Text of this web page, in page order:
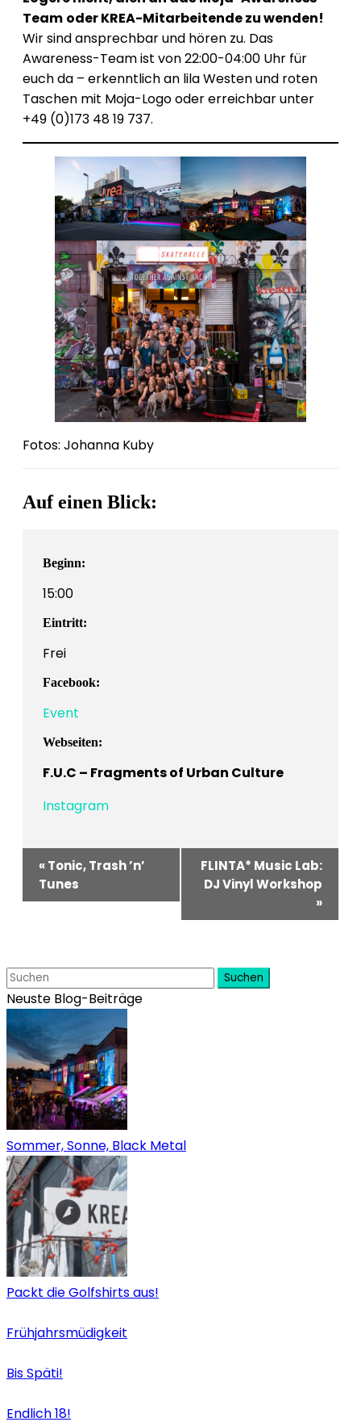
Team oder KREA-Mitarbeitende zu wenden!
Wir sind ansprechbar und hören zu. Das
Awareness-Team ist von 22:00-04:00 Uhr für
euch da – erkenntlich an lila Westen und roten
Taschen mit Moja-Logo oder erreichbar unter
+49 (0)173 48 19 737.
Fotos: Johanna Kuby
Auf einen Blick:
Beginn:
15:00
Eintritt:
Frei
Facebook:
Event
Webseiten:
F.U.C – Fragments of Urban Culture
Instagram
Veranstaltung-
Navigation
«Tonic, Trash ’n’
Tunes
FLINTA* Music Lab:
DJ Vinyl Workshop
»
Suchen
Neuste Blog-Beiträge
Sommer, Sonne, Black Metal
Packt die Golfshirts aus!
Frühjahrsmüdigkeit
Bis Späti!
Endlich 18!